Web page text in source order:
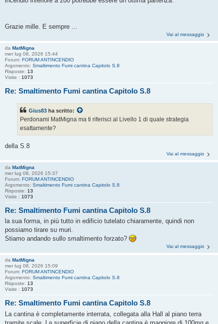
Grazie mille. E sempre ...
Vai al messaggio
da MatMigna
mer lug 08, 2026 15:44
Forum: FORUM ANTINCENDIO
Argomento: Smaltimento Fumi cantina Capitolo S.8
Risposte: 13
Visite : 1073
Re: Smaltimento Fumi cantina Capitolo S.8
Gius83 ha scritto:
Perdonami MatMigna ma ti riferisci al Livello 1 di quale strategia
esattamente?
della S.8
Vai al messaggio
da MatMigna
mer lug 08, 2026 15:37
Forum: FORUM ANTINCENDIO
Argomento: Smaltimento Fumi cantina Capitolo S.8
Risposte: 13
Visite : 1073
Re: Smaltimento Fumi cantina Capitolo S.8
la sua forma, in più tutto in edificio tutelato chiaramente, quindi non
possiamo tirare su muri.
Stiamo andando sullo smaltimento forzato?
Vai al messaggio
da MatMigna
mer lug 08, 2026 15:09
Forum: FORUM ANTINCENDIO
Argomento: Smaltimento Fumi cantina Capitolo S.8
Risposte: 13
Visite : 1073
Re: Smaltimento Fumi cantina Capitolo S.8
La cantina è completamente interrata, collegata alla Hall al piano terra